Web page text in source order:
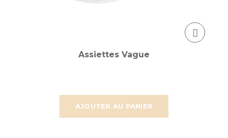
AJOUTER AU PANIER
Assiettes Vague